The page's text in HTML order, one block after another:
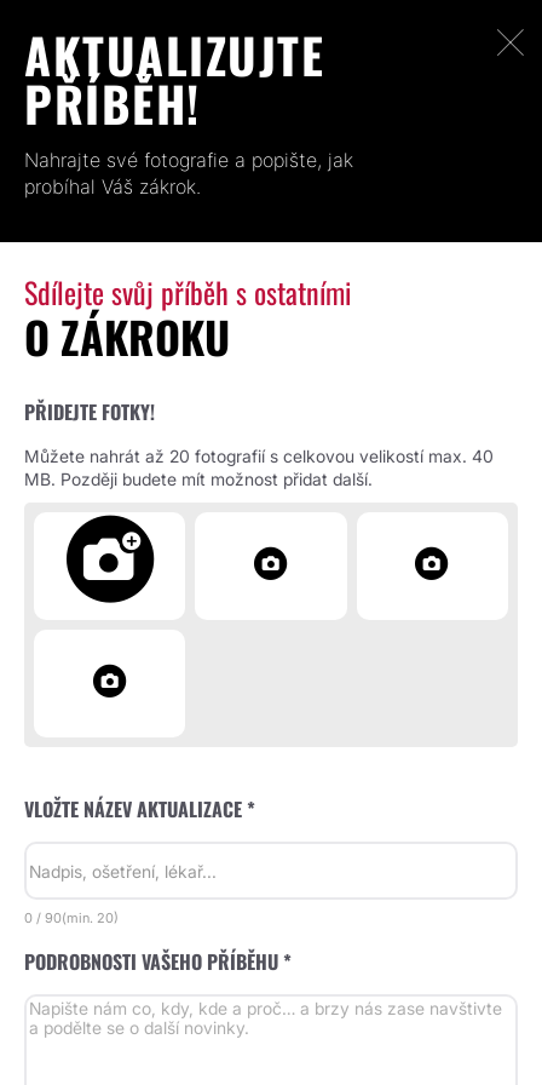
AKTUALIZUJTE
PŘÍBĚH!
Nahrajte své fotografie a popište, jak
probíhal Váš zákrok.
Sdílejte svůj příběh s ostatními
O ZÁKROKU
PŘIDEJTE FOTKY!
Můžete nahrát až 20 fotografií s celkovou velikostí max. 40
MB. Později budete mít možnost přidat další.
VLOŽTE NÁZEV AKTUALIZACE *
0 / 90(min. 20)
PODROBNOSTI VAŠEHO PŘÍBĚHU *